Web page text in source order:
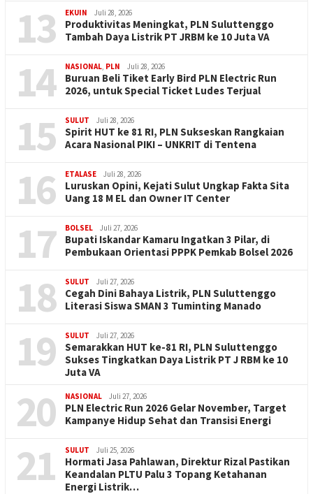
13 EKUIN Juli 28, 2026
Produktivitas Meningkat, PLN Suluttenggo
Tambah Daya Listrik PT JRBM ke 10 Juta VA
14 NASIONAL, PLN Juli 28, 2026
Buruan Beli Tiket Early Bird PLN Electric Run
2026, untuk Special Ticket Ludes Terjual
15 SULUT Juli 28, 2026
Spirit HUT ke 81 RI, PLN Sukseskan Rangkaian
Acara Nasional PIKI – UNKRIT di Tentena
16 ETALASE Juli 28, 2026
Luruskan Opini, Kejati Sulut Ungkap Fakta Sita
Uang 18 M EL dan Owner IT Center
17 BOLSEL Juli 27, 2026
Bupati Iskandar Kamaru Ingatkan 3 Pilar, di
Pembukaan Orientasi PPPK Pemkab Bolsel 2026
18 SULUT Juli 27, 2026
Cegah Dini Bahaya Listrik, PLN Suluttenggo
Literasi Siswa SMAN 3 Tuminting Manado
19 SULUT Juli 27, 2026
Semarakkan HUT ke-81 RI, PLN Suluttenggo
Sukses Tingkatkan Daya Listrik PT J RBM ke 10
Juta VA
20 NASIONAL Juli 27, 2026
PLN Electric Run 2026 Gelar November, Target
Kampanye Hidup Sehat dan Transisi Energi
21 SULUT Juli 25, 2026
Hormati Jasa Pahlawan, Direktur Rizal Pastikan
Keandalan PLTU Palu 3 Topang Ketahanan
Energi Listrik…